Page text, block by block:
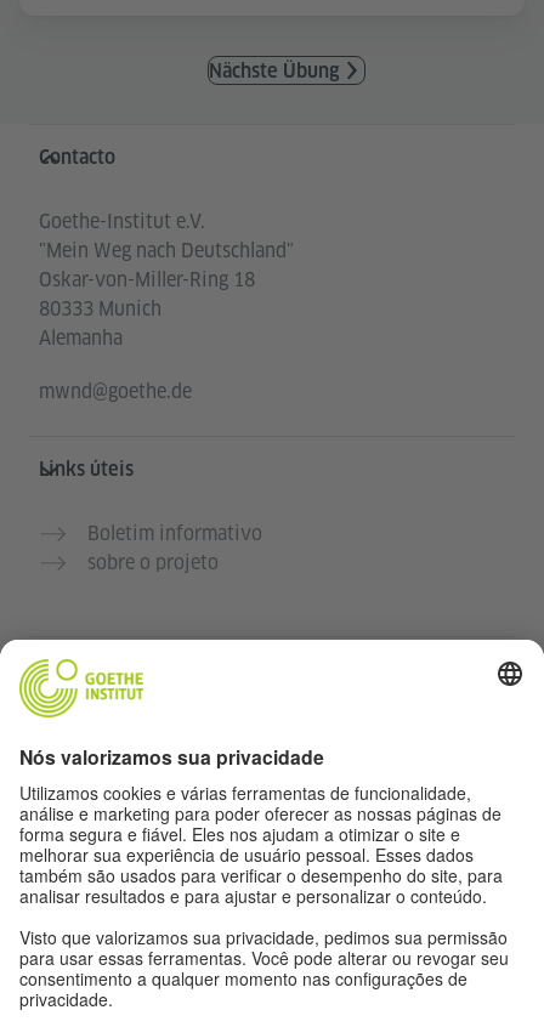
Nächste Übung
Service- und Informationsbereich
Contacto
Goethe-Institut e.V.
"Mein Weg nach Deutschland"
Oskar-von-Miller-Ring 18
80333 Munich
Alemanha
mwnd@goethe.de
Links úteis
Boletim informativo
sobre o projeto
Outros sites
Pratique alemão gratuitamente
Cursos de alemão do Goethe-Institut
Portal para professores “Deutschstunde”
Privacidade e acessibilidade
Configurações de privacidade